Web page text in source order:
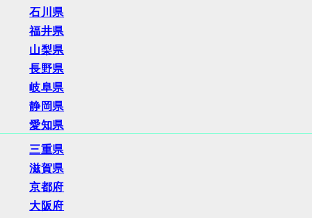
石川県
福井県
山梨県
長野県
岐阜県
静岡県
愛知県
三重県
滋賀県
京都府
大阪府